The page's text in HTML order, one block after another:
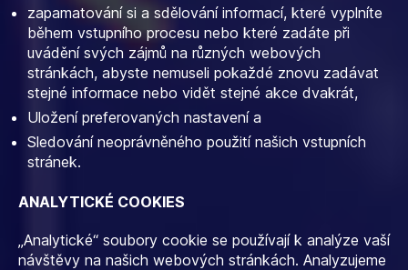
zapamatování si a sdělování informací, které vyplníte
během vstupního procesu nebo které zadáte při
uvádění svých zájmů na různých webových
stránkách, abyste nemuseli pokaždé znovu zadávat
stejné informace nebo vidět stejné akce dvakrát,
Uložení preferovaných nastavení a
Sledování neoprávněného použití našich vstupních
stránek.
ANALYTICKÉ COOKIES
„Analytické“ soubory cookie se používají k analýze vaší
návštěvy na našich webových stránkách. Analyzujeme